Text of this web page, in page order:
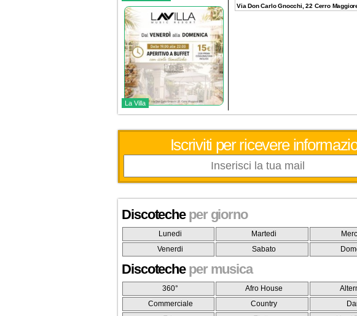
La Villa
Via Don Carlo Gnocchi, 22 Cerro
Iscriviti per ricevere
Discoteche per giorno
Lunedi Martedi
Venerdi
Sabato
Discoteche per musica
360° Afro House
Commerciale
Country